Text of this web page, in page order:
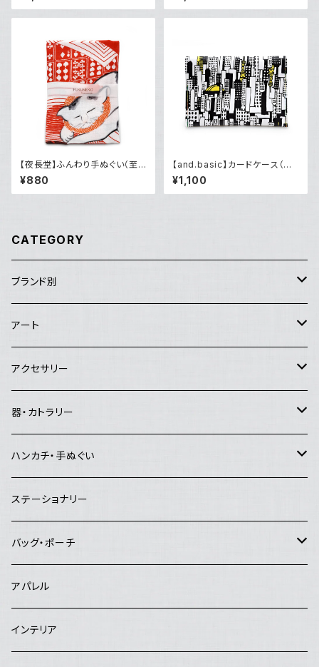
【夜長堂】ふんわり手ぬぐい（至
福の時間）
¥880
【and.basic】カードケース（me
tropolis）
¥1,100
CATEGORY
ブランド別
アートセンターHANA
Good job!center
Lemon Works
and.Basic
夜長堂
工房まる
はんぷ工房 結
studio COOKA
アート
エイブルアート
その他のアート
アクセサリー
ピアス
イヤリング
リング
ブローチ
ヘアピン
器・カトラリー
マグカップ・コーヒーカップ・湯飲み
急須・ポット
お茶碗
お皿
鉢
ハンカチ・手ぬぐい
ハンカチ
手ぬぐい
ステーショナリー
バッグ・ポーチ
バッグ
ポーチ
アパレル
インテリア